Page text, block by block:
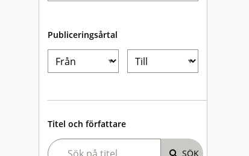
Publiceringsårtal
Titel och författare